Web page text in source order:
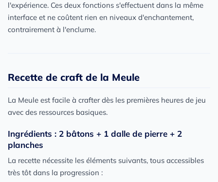
l'expérience. Ces deux fonctions s'effectuent dans la même
interface et ne coûtent rien en niveaux d'enchantement,
contrairement à l'enclume.
Recette de craft de la Meule
La Meule est facile à crafter dès les premières heures de jeu
avec des ressources basiques.
Ingrédients : 2 bâtons + 1 dalle de pierre + 2
planches
La recette nécessite les éléments suivants, tous accessibles
très tôt dans la progression :